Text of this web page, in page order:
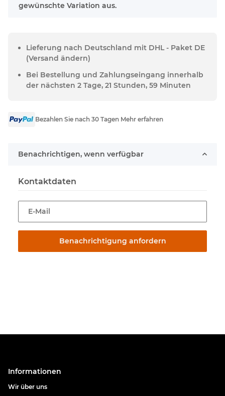
gewünschte Variation aus.
Lieferung nach Deutschland mit DHL - Paket DE
(Versand ändern)
Bei Bestellung und Zahlungseingang innerhalb
der nächsten 2 Tage, 21 Stunden, 59 Minuten
Bezahlen Sie nach 30 Tagen Mehr erfahren
Benachrichtigen, wenn verfügbar
Kontaktdaten
E-Mail
Benachrichtigung anfordern
Informationen
Wir über uns